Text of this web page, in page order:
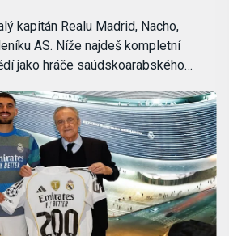
kapitán Realu Madrid, Nacho,
AS. Níže najdeš kompletní
jako hráče saúdskoarabského…